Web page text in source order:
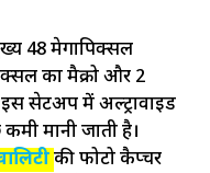
48 मेगापिक्सल
का मैक्रो और 2
सेटअप में अल्ट्रावाइड
मानी जाती है।
की फोटो कैप्चर